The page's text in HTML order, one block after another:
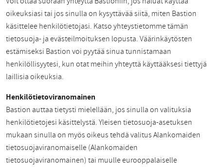
oikeuksiasi tai jos sinulla on kysyttävää siitä, miten Bastion
käsittelee henkilötietojasi. Katso yhteystietomme tämän
tietosuoja- ja evästeilmoituksen lopusta. Väärinkäytösten
estämiseksi Bastion voi pyytää sinua tunnistamaan
henkilöllisyytesi, kun otat meihin yhteyttä käyttääksesi tiettyjä
laillisia oikeuksia.
Henkilötietoviranomainen
Bastion auttaa tietysti mielellään, jos sinulla on valituksia
henkilötietojesi käsittelystä. Yleisen tietosuoja-asetuksen
mukaan sinulla on myös oikeus tehdä valitus Alankomaiden
tietosuojaviranomaiselle (Alankomaiden
tietosuojaviranomainen) tai muulle eurooppalaiselle